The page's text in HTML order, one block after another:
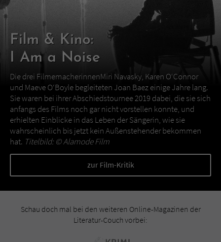
Film & Kino:
I Am a Noise
Die drei FilmemacherinnenMiri Navasky, Karen O‘Connor
und Maeve O‘Boyle begleiteten Joan Baez einige Jahre lang.
Sie waren bei ihrer Abschiedstournee 2019 dabei, die sie sich
anfangs des Films noch gar nicht vorstellen konnte, und
erhielten Einblicke in das Leben der Sängerin, wie sie
wahrscheinlich bis jetzt kein Außenstehender bekommen
hat. Titelbild: ©Alamode Film
zur Film-Kritik
Schau doch mal bei den weiteren Online-Magazinen der
Literatur-Couch vorbei: